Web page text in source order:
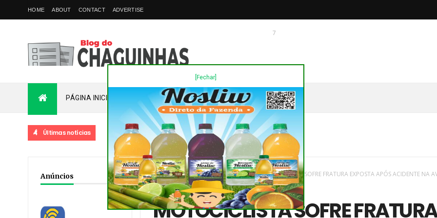
[Fechar]
HOME ABOUT CONTACT ADVERTISE
7
PÁGINA INICIAL PLANTÃO FALE COM O CHAGUINHAS
Últimas notícias
Anúncios Home/Acidente/Destaques/Novas/MOTOCICLISTA SOFRE FRATURA EXPOSTA APÓS ACIDENTE NA
MARECHAL FLORIANO PEIXOTO
MOTOCICLISTA SOFRE FRATURA